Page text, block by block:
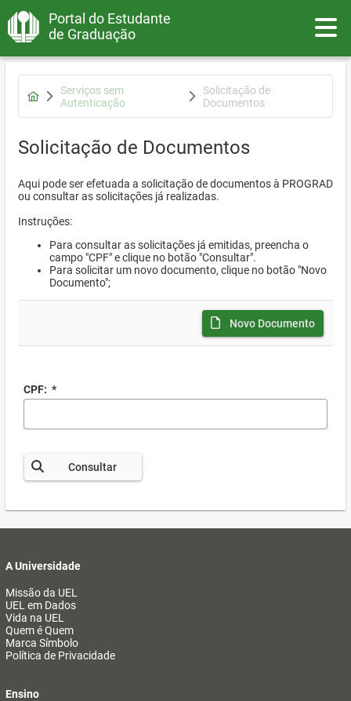
Portal do Estudante
de Graduação
Serviços sem
Autenticação
Solicitação de
Documentos
Solicitação de Documentos
Aqui pode ser efetuada a solicitação de documentos à PROGRAD
ou consultar as solicitações já realizadas.
Instruções:
Para consultar as solicitações já emitidas, preencha o
campo "CPF" e clique no botão "Consultar".
Para solicitar um novo documento, clique no botão "Novo
Documento";
Novo Documento
CPF: *
Consultar
A Universidade
Missão da UEL
UEL em Dados
Vida na UEL
Quem é Quem
Marca Símbolo
Política de Privacidade
Ensino